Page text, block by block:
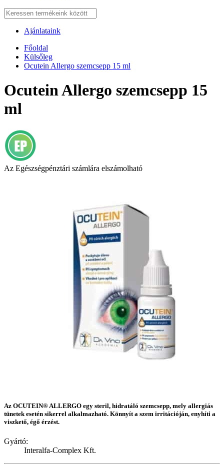
Ajánlataink
Főoldal
Külsőleg
Ocutein Allergo szemcsepp 15 ml
Ocutein Allergo szemcsepp 15
ml
Az Egészségpénztári számlára elszámolható
Az OCUTEIN® ALLERGO egy steril, hidratáló szemcsepp, mely allergiás
tünetek esetén sikerrel alkalmazható. Könnyít a szem irritációján, enyhíti a
viszkető, égő érzést.
Gyártó:
Interalfa-Complex Kft.